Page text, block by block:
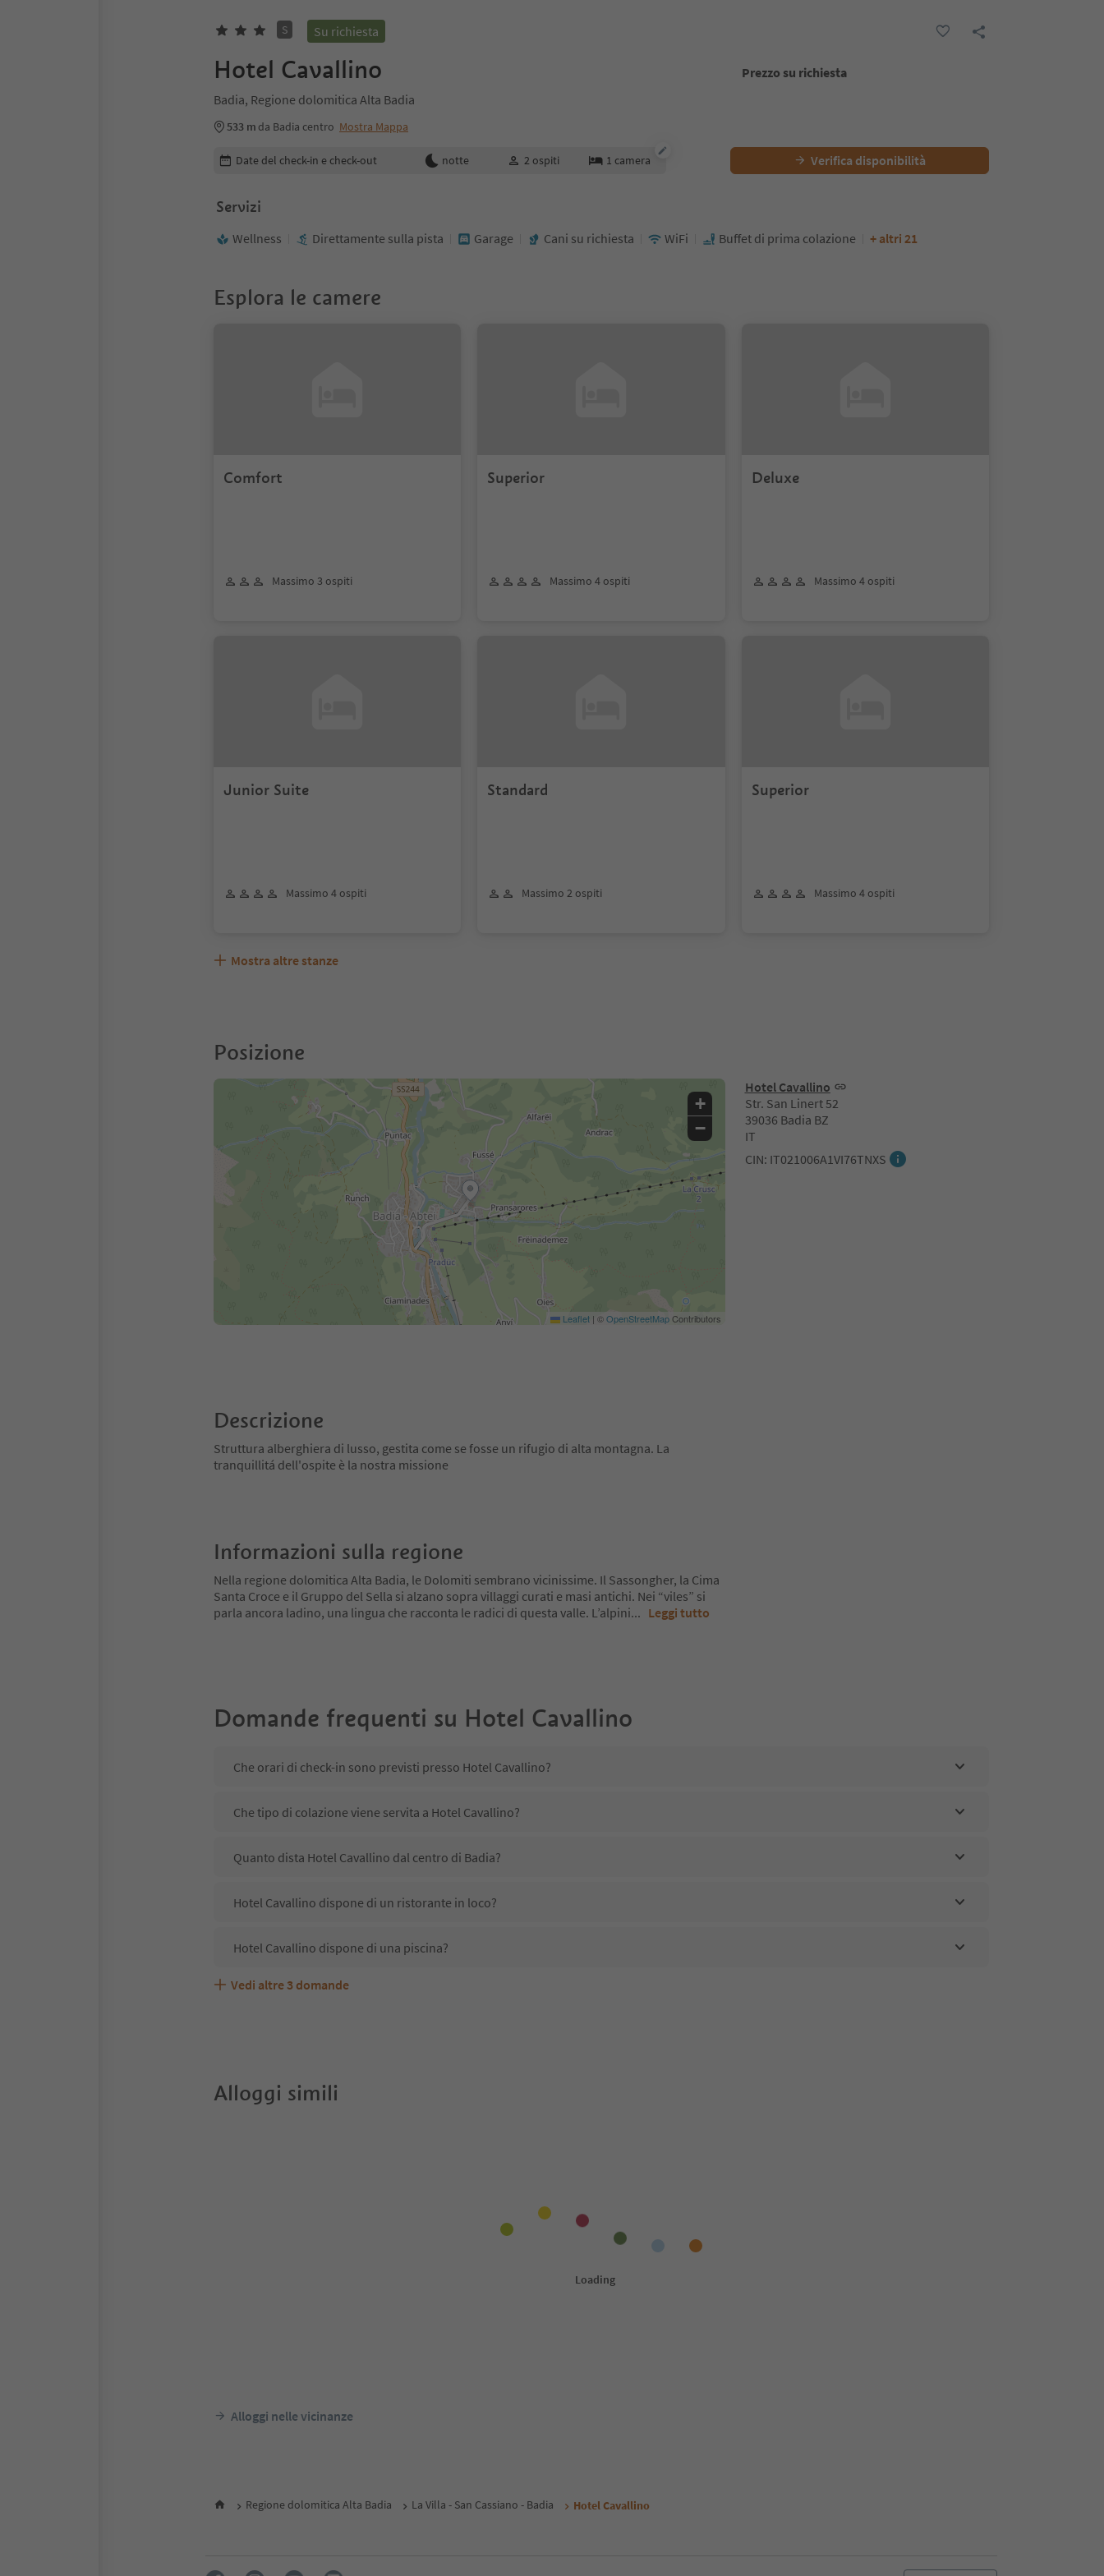
S Su richiesta
Hotel Cavallino
Badia, Regione dolomitica Alta Badia
533 m da Badia centro Mostra Mappa
Prezzo su richiesta
Modifica i dettagli della prenotazione
Date del check-in e check-out notte 2 ospiti 1 camera Verifica disponibilità
Servizi
Wellness Direttamente sulla pista Garage Cani su richiesta WiFi Buffet di prima colazione + altri 21
Esplora le camere
Comfort
Massimo 3 ospiti
Superior
Massimo 4 ospiti
Deluxe
Massimo 4 ospiti
Junior Suite
Massimo 4 ospiti
Standard
Massimo 2 ospiti
Superior
Massimo 4 ospiti
Mostra altre stanze
Posizione
Hotel Cavallino
Str. San Linert 52
39036 Badia BZ
IT
CIN: IT021006A1VI76TNXS
+
−
Leaflet | ©OpenStreetMapContributors
Descrizione
Struttura alberghiera di lusso, gestita come se fosse un rifugio di alta montagna. La
tranquillitá dell'ospite è la nostra missione
Informazioni sulla regione
Nella regione dolomitica Alta Badia, le Dolomiti sembrano vicinissime. Il Sassongher, la Cima
Santa Croce e il Gruppo del Sella si alzano sopra villaggi curati e masi antichi. Nei “viles” si
parla ancora ladino, una lingua che racconta le radici di questa valle. L’alpini... Leggi tutto
Domande frequenti su Hotel Cavallino
Che orari di check-in sono previsti presso Hotel Cavallino?
Che tipo di colazione viene servita a Hotel Cavallino?
Quanto dista Hotel Cavallino dal centro di Badia?
Hotel Cavallino dispone di un ristorante in loco?
Hotel Cavallino dispone di una piscina?
Hotel Cavallino accetta animali domestici?
Quali servizi/attività sono disponibili presso Hotel Cavallino?
Gli ospiti di Hotel Cavallino ricevono l'Alto Adige Guest Pass?
Vedi altre 3 domande
Alloggi simili
Alloggi nelle vicinanze
Regione dolomitica Alta Badia La Villa - San Cassiano - Badia Hotel Cavallino